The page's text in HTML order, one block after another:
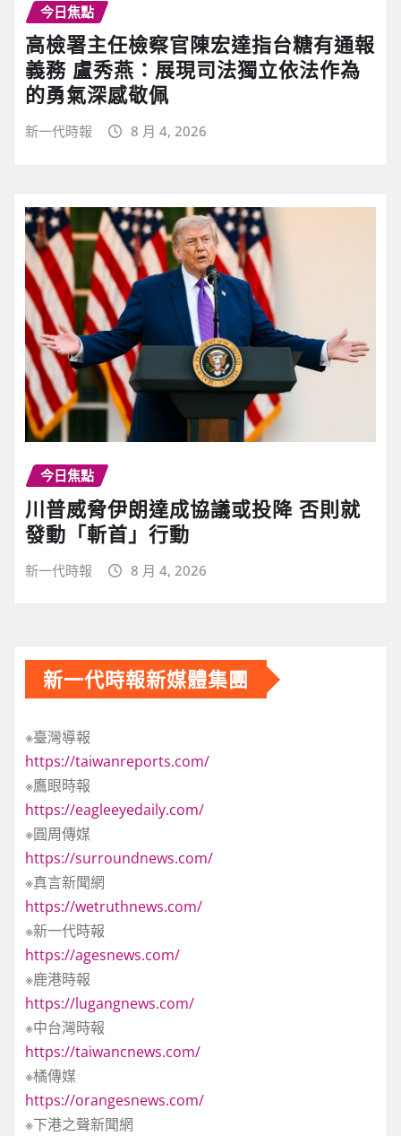
今日焦點
高檢署主任檢察官陳宏達指台糖有通報
義務 盧秀燕：展現司法獨立依法作為
的勇氣深感敬佩
新一代時報 8 月 4, 2026
今日焦點
川普威脅伊朗達成協議或投降 否則就
發動「斬首」行動
新一代時報 8 月 4, 2026
新一代時報新媒體集團
※臺灣導報
https://taiwanreports.com/
※鷹眼時報
https://eagleeyedaily.com/
※圓周傳媒
https://surroundnews.com/
※真言新聞網
https://wetruthnews.com/
※新一代時報
https://agesnews.com/
※鹿港時報
https://lugangnews.com/
※中台灣時報
https://taiwancnews.com/
※橘傳媒
https://orangesnews.com/
※下港之聲新聞網